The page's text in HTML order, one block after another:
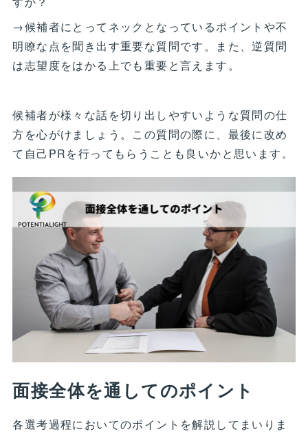
→候補者にとってネックとなっているポイントや不
明瞭な点を聞き出す重要な質問です。また、逆質問
は志望度をはかる上でも重要と言えます。
候補者が様々な話を切り出しやすいような質問の仕
方を心がけましょう。この質問の際に、最後に改め
て自己PRを行ってもらうことも良いかと思います。
面接全体を通してのポイント
各選考過程においてのポイントを解説してまいりま